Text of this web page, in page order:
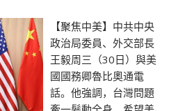
【聚焦中美】中共中央
政治局委員、外交部長
王毅周三（30日）與美
國國務卿魯比奧通電
話。他強調，台灣問題